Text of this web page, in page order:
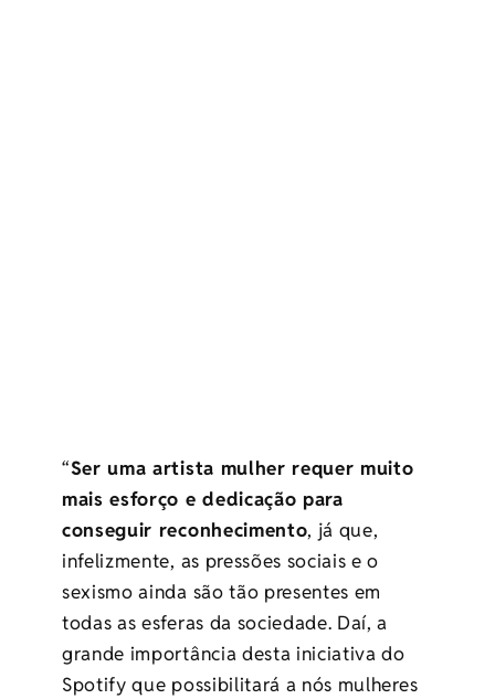
“Ser uma artista mulher requer muito
mais esforço e dedicação para
conseguir reconhecimento, já que,
infelizmente, as pressões sociais e o
sexismo ainda são tão presentes em
todas as esferas da sociedade. Daí, a
grande importância desta iniciativa do
Spotify que possibilitará a nós mulheres